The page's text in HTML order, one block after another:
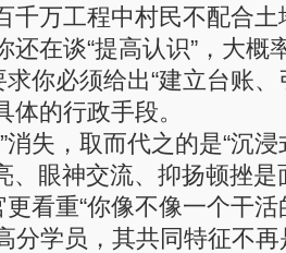
千万工程中村民不配合
还在谈“提高认识”，大概
你必须给出“建立台账
体的行政手段。
消失，取而代之的是“沉浸
、眼神交流、抑扬顿挫
看重“你像不像一个干活
分学员，其共同特征不再